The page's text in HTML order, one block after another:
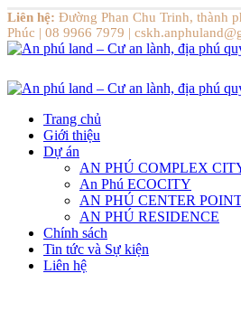
Liên hệ: Đường Phan Chu Trinh, thành
Phúc | 08 9966 7979 |
Trang chủ
Giới thiệu
Dự án
AN PHÚ COMPLEX
An Phú ECOCITY
AN PHÚ CENTER
AN PHÚ RESIDENCE
Chính sách
Tin tức và Sự kiện
Liên hệ